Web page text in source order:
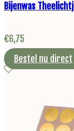
Bijenwas
€6,75
Bestel nu direct